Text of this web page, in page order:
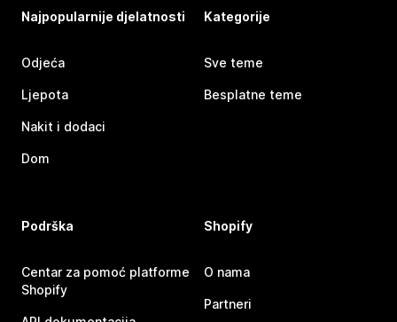
Najpopularnije djelatnosti
Odjeća
Ljepota
Nakit i dodaci
Dom
Kategorije
Sve teme
Besplatne teme
Podrška
Centar za pomoć platforme
Shopify
Shopify
O nama
Partneri